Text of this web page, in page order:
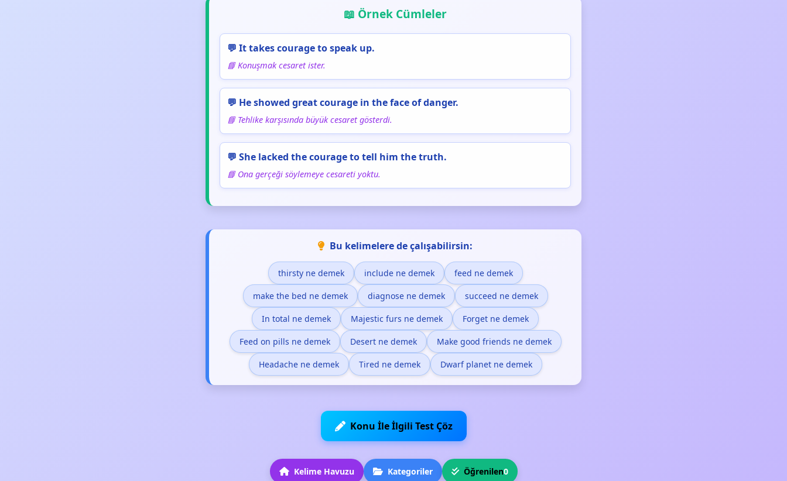
📖 Örnek Cümleler
💬 It takes courage to speak up.
📘 Konuşmak cesaret ister.
💬 He showed great courage in the face of danger.
📘 Tehlike karşısında büyük cesaret gösterdi.
💬 She lacked the courage to tell him the truth.
📘 Ona gerçeği söylemeye cesareti yoktu.
Bu kelimelere de çalışabilirsin:
thirsty ne demek include ne demek feed ne demek
make the bed ne demek diagnose ne demek succeed ne demek
In total ne demek Majestic furs ne demek Forget ne demek
Feed on pills ne demek Desert ne demek Make good friends ne demek
Headache ne demek Tired ne demek Dwarf planet ne demek
Konu İle İlgili Test Çöz
Kelime Havuzu Kategoriler Öğrenilen0